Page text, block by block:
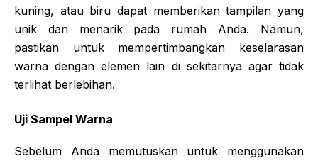
kuning, atau biru dapat memberikan tampilan yang
unik dan menarik pada rumah Anda. Namun,
pastikan untuk mempertimbangkan keselarasan
warna dengan elemen lain di sekitarnya agar tidak
terlihat berlebihan.
Uji Sampel Warna
Sebelum Anda memutuskan untuk menggunakan